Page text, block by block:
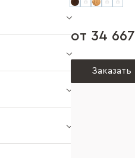
от 34
Заказать